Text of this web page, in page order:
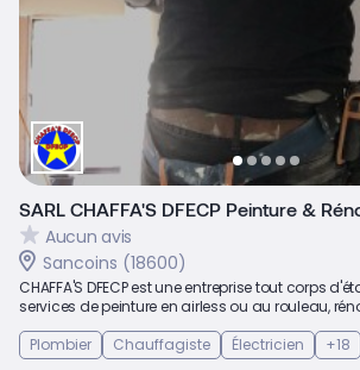
SARL CHAFFA'S DFECP Peinture &
Aucun avis
Sancoins (18600)
CHAFFA'S DFECP est une entreprise tout corps
services de peinture en airless ou au rouleau,
Plombier
Chauffagiste Électricien +18